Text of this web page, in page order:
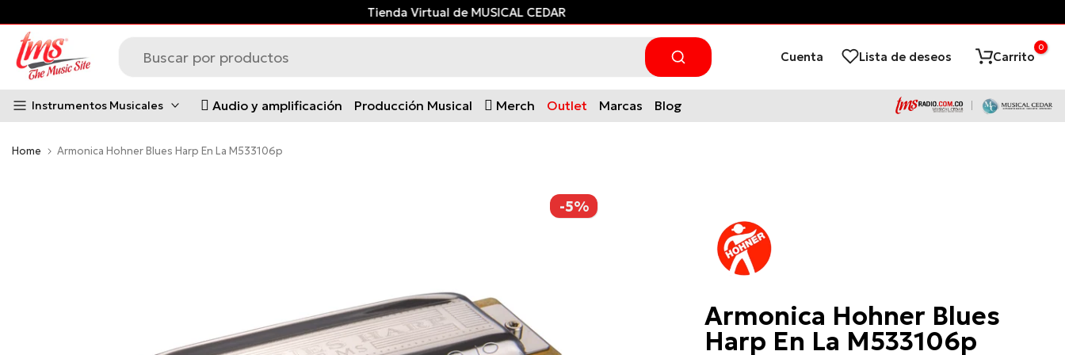
contenido
Tienda Virtual de MUSICAL CEDAR
Cuenta Lista de deseos Carrito
0
Instrumentos Musicales Audio y amplificación Producción Musical Merch Outlet Marcas Blog
Home Armonica Hohner Blues Harp En La M533106p
-5%
Armonica Hohner Blues
Harp En La M533106p